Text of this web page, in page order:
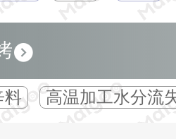
料 高温加工水分流